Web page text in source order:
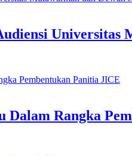
Universitas
Dalam Rangka